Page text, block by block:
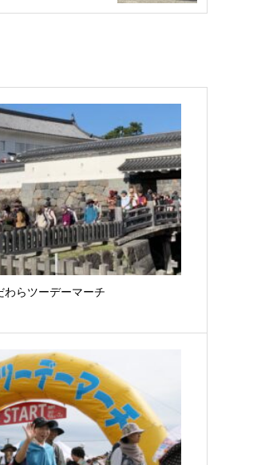
わらツーデーマーチ